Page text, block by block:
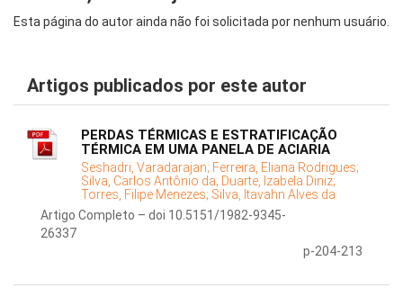
Esta página do autor ainda não foi solicitada por nenhum usuário.
Artigos publicados por este autor
PERDAS TÉRMICAS E ESTRATIFICAÇÃO
TÉRMICA EM UMA PANELA DE ACIARIA
Seshadri, Varadarajan; Ferreira, Eliana Rodrigues;
Silva, Carlos Antônio da; Duarte, Izabela Diniz;
Torres, Filipe Menezes; Silva, Itavahn Alves da
Artigo Completo – doi 10.5151/1982-9345-
26337
p-204-213